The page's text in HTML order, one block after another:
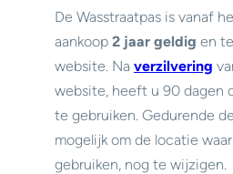
De Wasstraatpas is vanaf
aankoop 2 jaar geldig en te
website. Na verzilvering
website, heeft u 90 dagen
te gebruiken. Gedurende
mogelijk om de locatie
gebruiken, nog te wijzigen.